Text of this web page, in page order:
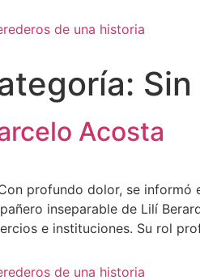
Acosta
profundo dolor, se informó
inseparable de Lilí
e instituciones. Su rol